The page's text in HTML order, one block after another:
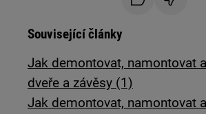
Související články
Jak demontovat, namontovat
dveře a závěsy (1)
Jak demontovat, namontovat